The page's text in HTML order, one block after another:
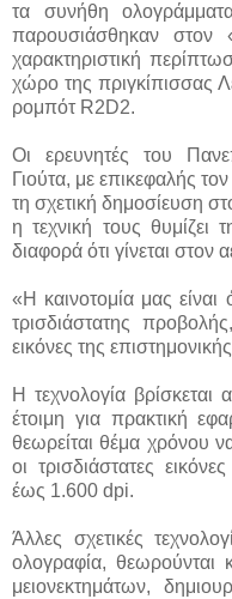
τα συνήθη
παρουσιάσθηκαν
χαρακτηριστική
χώρο της πριγκίπισσας
ρομπότ R2D2.
Οι ερευνητές του
Γιούτα, με επικεφαλής
τη σχετική δημοσίευση
η τεχνική τους θυμίζει
διαφορά ότι γίνεται στον
«Η καινοτομία μας
τρισδιάστατης
εικόνες της
Η τεχνολογία βρίσκεται
έτοιμη για πρακτική
θεωρείται θέμα χρόνου
οι τρισδιάστατες
έως 1.600 dpi.
Άλλες σχετικές
ολογραφία, θεωρούνται
μειονεκτημάτων,